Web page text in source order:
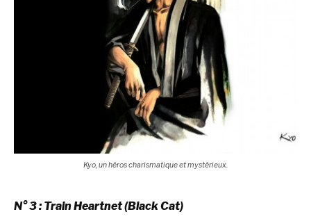
Kyo, un héros charismatique et mystérieux.
N° 3 : Train Heartnet (Black Cat)